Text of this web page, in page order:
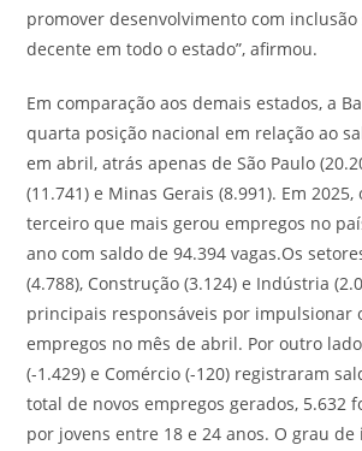
promover desenvolvimento com
decente em todo o estado”, afirmou.
Em comparação aos demais estados, a
quarta posição nacional em relação ao
em abril, atrás apenas de São Paulo
(11.741) e Minas Gerais (8.991). Em
terceiro que mais gerou empregos no
ano com saldo de 94.394 vagas.Os
(4.788), Construção (3.124) e Indústria
principais responsáveis por impulsionar
empregos no mês de abril. Por outro
(-1.429) e Comércio (-120) registraram
total de novos empregos gerados, 5.632
por jovens entre 18 e 24 anos. O grau